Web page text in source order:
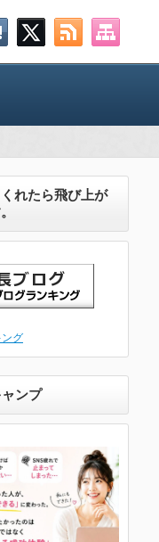
れたら飛び上が
グ
ンプ